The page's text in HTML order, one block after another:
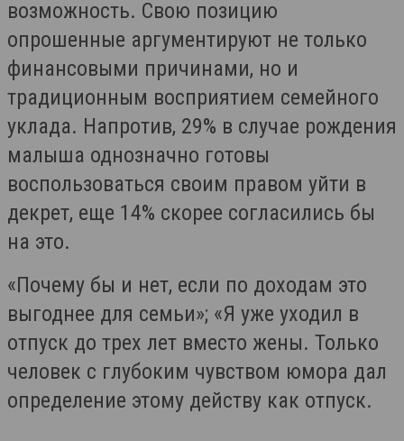
возможность. Свою позицию
опрошенные аргументируют не только
финансовыми причинами, но и
традиционным восприятием семейного
уклада. Напротив, 29% в случае рождения
малыша однозначно готовы
воспользоваться своим правом уйти в
декрет, еще 14% скорее согласились бы
на это.
«Почему бы и нет, если по доходам это
выгоднее для семьи»; «Я уже уходил в
отпуск до трех лет вместо жены. Только
человек с глубоким чувством юмора дал
определение этому действу как отпуск.